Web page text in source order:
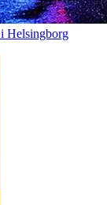
Helsingborg